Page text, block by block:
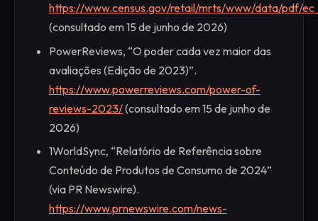
https://www.census.gov/retail/mrts/www/data/pdf/
(consultado em 15 de junho de 2026)
PowerReviews, “O poder cada vez maior das
avaliações (Edição de 2023)”.
https://www.powerreviews.com/power-of-
reviews-2023/(consultado em 15 de junho de
2026)
1WorldSync, “Relatório de Referência sobre
Conteúdo de Produtos de Consumo de 2024”
(via PR Newswire).
https://www.prnewswire.com/news-